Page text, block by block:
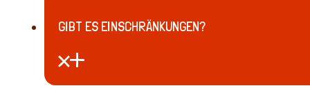
GIBT ES EINSCHRÄNKUNGEN?